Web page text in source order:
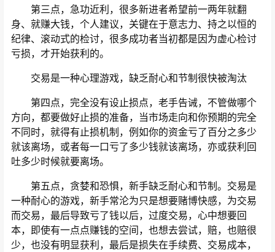
第三点，急功近利，很多新进者希望前一两年就翻
身、就赚大钱，个人建议，关键在于意志力、持之以恒的
纪律、滚动式的检讨，很多成功者当初都是因为虚心检讨
亏损，才开始获利的。
交易是一种心理游戏，缺乏耐心和节制很快被淘汰
第四点，完全没有设止损点，老手告诫，不管做哪个
方向，都要做好止损的准备，当市场走向和你预期的完全
不同时，就得有止损机制，例如你的资金亏了百分之多少
就该离场，或者每一口亏了多少钱就该离场，亦或获利回
吐多少时候就要离场。
第五点，贪婪和恐惧，新手缺乏耐心和节制。交易是
一种耐心的游戏，新手常沦为只是想要赌博快感，为交易
而交易，最后导致亏了钱以后，过度交易，心中想要回
本，即使有一点点赚钱的空间，也想去尝试，赔，也赔很
少，也没有明显获利，最后是损失在手续费、交易成本，